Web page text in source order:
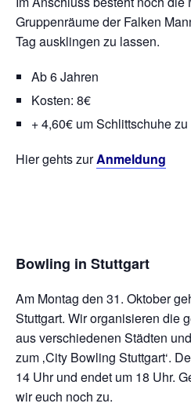
Gruppenräume der Falken
Tag ausklingen zu lassen.
Ab 6 Jahren
Kosten: 8€
+ 4,60€ um Schlittschuhe
Hier gehts zurAnmeldung
Bowling in Stuttgart
Am Montag den 31. Oktober
Stuttgart. Wir organisieren die
aus verschiedenen Städten
zum ‚City Bowling Stuttgart‘.
14 Uhr und endet um 18 Uhr.
wir euch noch zu.